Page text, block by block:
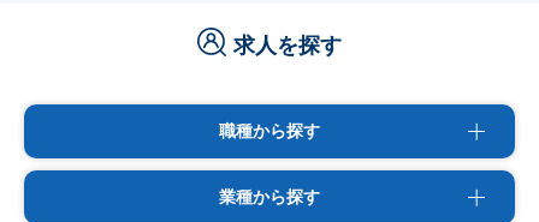
求人を探す
職種から探す
業種から探す